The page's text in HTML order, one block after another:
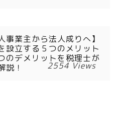
事業主から法人成りへ】
設立する５つのメリット
のデメリットを税理士が
説！
2554 Views